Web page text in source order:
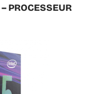
PROCESSEUR